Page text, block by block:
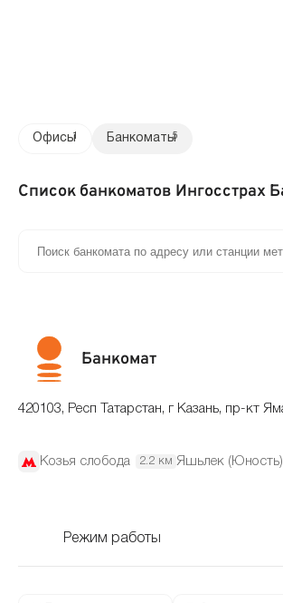
Офисы
1 Банкоматы5
Список банкоматов Ингосстрах
Банкомат
420103, Респ Татарстан, г Казань, пр-кт
Козья слобода 2.2 км Яшьлек (Юность)
Режим работы